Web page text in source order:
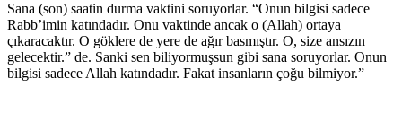
Sana (son) saatin durma vaktini soruyorlar. “Onun bilgisi sadece
Rabb’imin katındadır. Onu vaktinde ancak o (Allah) ortaya
çıkaracaktır. O göklere de yere de ağır basmıştır. O, size ansızın
gelecektir.” de. Sanki sen biliyormuşsun gibi sana soruyorlar. Onun
bilgisi sadece Allah katındadır. Fakat insanların çoğu bilmiyor.”